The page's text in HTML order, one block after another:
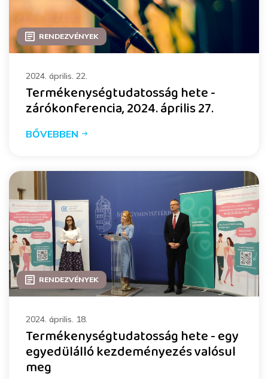
RENDEZVÉNYEK
2024. április. 22.
Termékenységtudatosság hete -
zárókonferencia, 2024. április 27.
BŐVEBBEN
RENDEZVÉNYEK
2024. április. 18.
Termékenységtudatosság hete - egy
egyedülálló kezdeményezés valósul
meg